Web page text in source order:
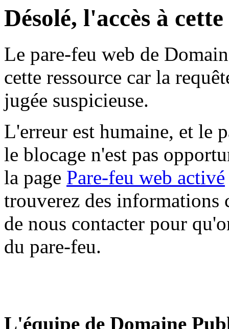
Désolé, l'accès à
Le pare-feu web de
cette ressource car la
jugée suspicieuse.
L'erreur est humaine, et le
le blocage n'est pas
la page Pare-feu web activé
trouverez des informations
de nous contacter pour
du pare-feu.
L'équipe de Domaine